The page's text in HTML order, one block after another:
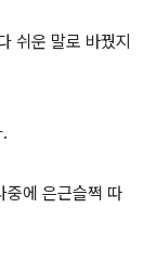
쉬운 말로 바꿨지
중에 은근슬쩍 따